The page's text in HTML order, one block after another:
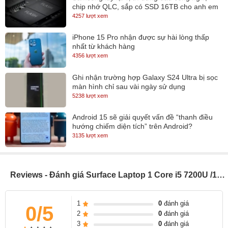
Touch(cảm ứng) cho phép bạn dễ dàng điều hướng các ứng dụng
và chương trình trong Windows 10 S. Bằng cách chạm tay vào màn
hình hoặc sử dụng bút Surface Pen (có tích hợp sẵn theo máy)
Kết nối đa dạng
chip nhớ QLC, sắp có SSD 16TB cho anh em
lưu trữ
4257 lượt xem
iPhone 15 Pro nhận được sự hài lòng thấp
nhất từ khách hàng
4356 lượt xem
Ghi nhận trường hợp Galaxy S24 Ultra bị sọc
màn hình chỉ sau vài ngày sử dụng
5238 lượt xem
Android 15 sẽ giải quyết vấn đề “thanh điều
hướng chiếm diện tích” trên Android?
3135 lượt xem
Reviews - Đánh giá Surface Laptop 1 Core i5 7200U /13.5 inch QHD (Model 2017)
0/5 1 0đánh giá
2
0đánh giá
3
0đánh giá